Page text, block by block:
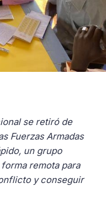
se retiró de
Fuerzas Armadas
un grupo
remota para
y conseguir